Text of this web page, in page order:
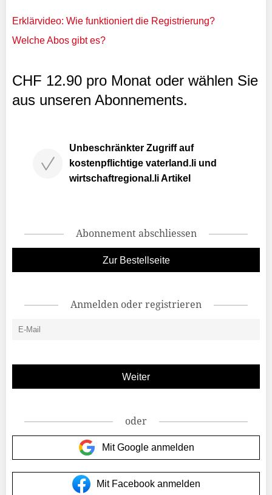
Erklärvideo: Wie funktioniert die Registrierung?
Welche Abos gibt es?
CHF 12.90 pro Monat oder wählen Sie
aus unseren Abonnements.
Unbeschränkter Zugriff auf
kostenpflichtige vaterland.li und
wirtschaftregional.li Artikel
Abonnement abschliessen
Zur Bestellseite
Anmelden oder registrieren
oder
Mit Google anmelden
Mit Facebook anmelden